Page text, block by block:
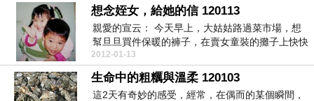
想念姪女，給她的信 120113
親愛的宣云： 今天早上，大姑姑路過菜市場，想
幫旦旦買件保暖的褲子，在賣女童裝的攤子上快快
買完，就要離...
2012-01-13
生命中的粗糲與溫柔 120103
這2天有奇妙的感受，經常，在偶而的某個瞬間，